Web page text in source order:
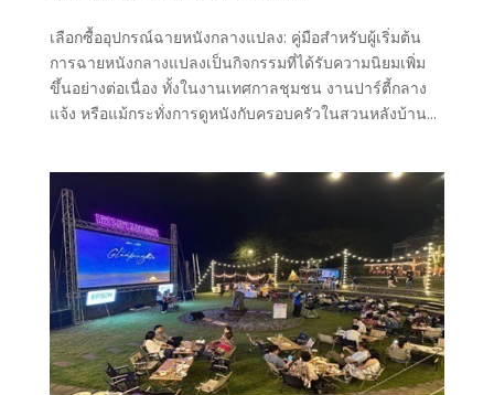
เลือกซื้ออุปกรณ์ฉายหนังกลางแปลง: คู่มือสำหรับผู้เริ่มต้น
การฉายหนังกลางแปลงเป็นกิจกรรมที่ได้รับความนิยมเพิ่ม
ขึ้นอย่างต่อเนื่อง ทั้งในงานเทศกาลชุมชน งานปาร์ตี้กลาง
แจ้ง หรือแม้กระทั่งการดูหนังกับครอบครัวในสวนหลังบ้าน...